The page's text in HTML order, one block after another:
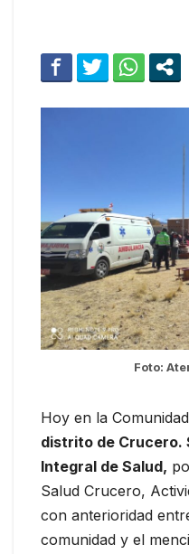
Foto:
Hoy en la
distrito de Crucero.
Integral de Salud,
Salud Crucero,
con anterioridad
comunidad y el